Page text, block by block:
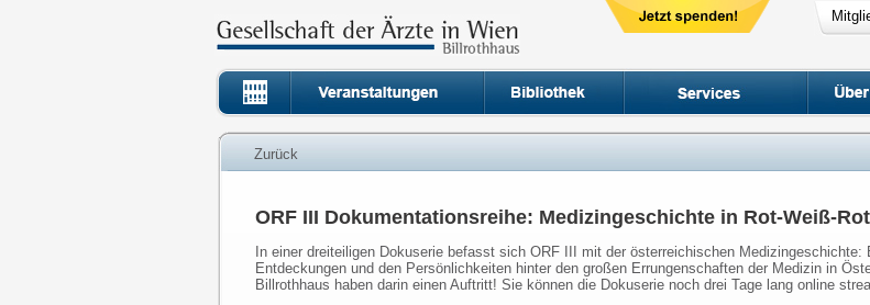
Zurück
ORF III Dokumentationsreihe: Medizingeschichte in Rot-Weiß-Rot
In einer dreiteiligen Dokuserie befasst sich ORF III mit der österreichischen
Entdeckungen und den Persönlichkeiten hinter den großen Errungenschaften der Medizin in
Billrothhaus haben darin einen Auftritt! Sie können die Dokuserie noch drei Tage lang online